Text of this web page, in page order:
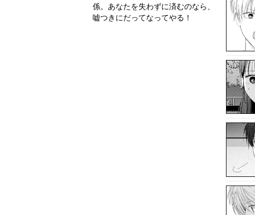
係。あなたを失わずに済むのなら、
嘘つきにだってなってやる！